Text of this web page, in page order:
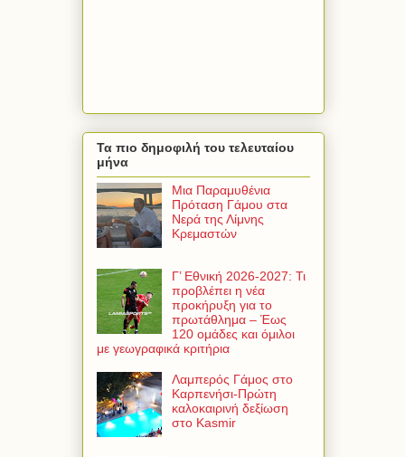
Τα πιο δημοφιλή του τελευταίου
μήνα
Μια Παραμυθένια
Πρόταση Γάμου στα
Νερά της Λίμνης
Κρεμαστών
Γ’ Εθνική 2026-2027: Τι
προβλέπει η νέα
προκήρυξη για το
πρωτάθλημα – Έως
120 ομάδες και όμιλοι
με γεωγραφικά κριτήρια
Λαμπερός Γάμος στο
Καρπενήσι-Πρώτη
καλοκαιρινή δεξίωση
στο Kasmir